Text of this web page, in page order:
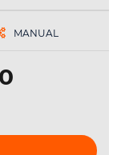
MANUAL